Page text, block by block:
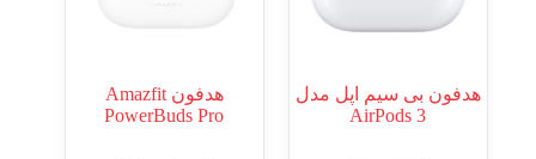
هدفون بی سیم اپل مدل
AirPods 3
هدفون Amazfit
PowerBuds Pro